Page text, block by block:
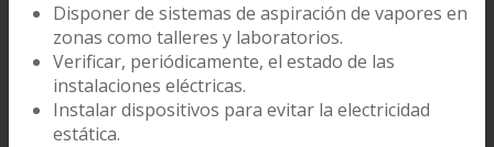
Disponer de sistemas de aspiración de vapores en
zonas como talleres y laboratorios.
Verificar, periódicamente, el estado de las
instalaciones eléctricas.
Instalar dispositivos para evitar la electricidad
estática.